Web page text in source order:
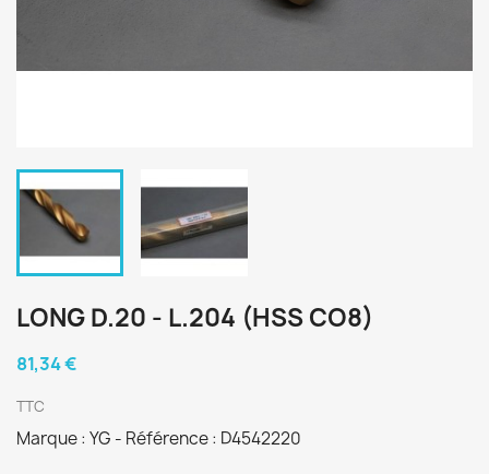
LONG D.20 - L.204 (HSS CO8)
81,34 €
TTC
Marque : YG - Référence : D4542220